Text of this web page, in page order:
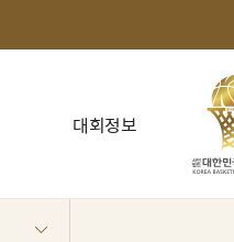
대회정보